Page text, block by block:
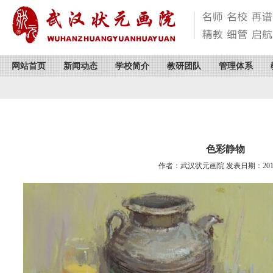
网站首页 新闻动态 学校简介 教研团队 管理体系
色彩静物
作者：武汉状元画院 发表日期：